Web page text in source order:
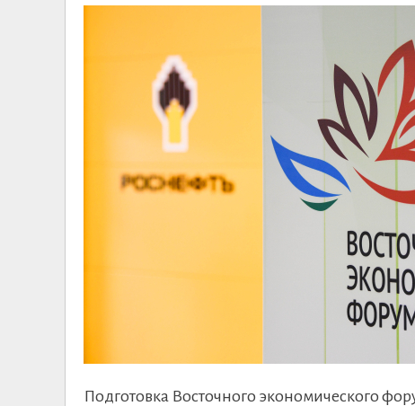
Подготовка Восточного экономического